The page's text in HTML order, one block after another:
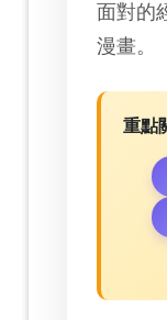
面對的
漫畫。
重點